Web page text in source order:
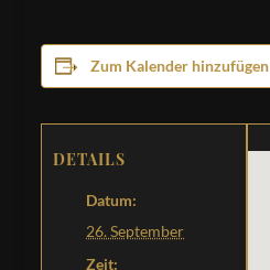
Zum Kalender hinzufügen
DETAILS
Datum:
26. September
Zeit: